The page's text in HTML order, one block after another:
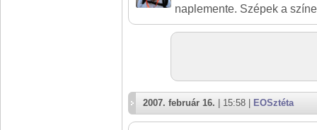
naplemente. Szépek a
2007. február 16. | 15:58 | EOSztéta